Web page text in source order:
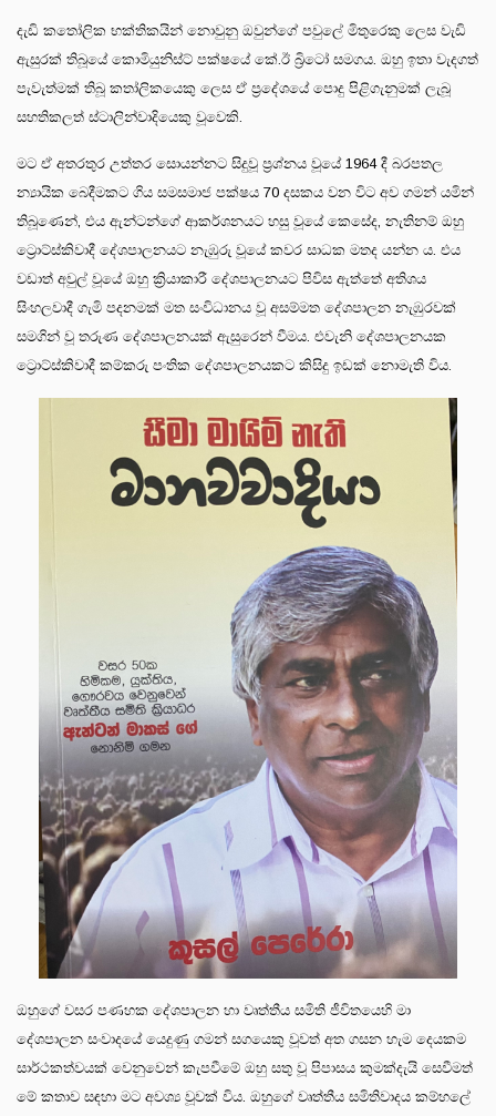
දැඩි කතෝලික භක්තිකයින් නොවුනු ඔවුන්ගේ පවුලේ මිතුරෙකු ලෙස වැඩි
ඇසුරක් තිබූයේ කොමියුනිස්ට් පක්ෂයේ කේ.ඊ බ්‍රිටෝ සමගය. ඔහු ඉතා වැදගත්
පැවැත්මක් තිබූ කතා්ලිකයෙකු ලෙස ඒ ප්‍රදේශයේ පොදු පිළිගැනුමක් ලැබූ
සහතිකලත් ස්ටාලින්වාදියෙකු වූවෙකි.
මට ඒ අතරතුර උත්තර සොයන්නට සිදුවූ ප්‍රශ්නය වූයේ 1964 දී බරපතල
න්‍යායික බෙදීමකට ගිය සමසමාජ පක්ෂය 70 දසකය වන විට අව ගමන් යමින්
තිබූණෙන්, එය ඇන්ටන්ගේ ආකර්ශනයට හසු වූයේ කෙසේද, නැතිනම් ඔහු
ට්‍රොට්ස්කිවාදී දේශපාලනයට නැඹුරු වූයේ කවර සාධක මතද යන්න ය. එය
වඩාත් අවුල් වූයේ ඔහු ක්‍රියාකාරී දේශපාලනයට පිවිස ඇත්තේ අතිශය
සිංහලවාදී ගැමි පදනමක් මත සංවිධානය වූ අසම්මත දේශපාලන නැඹුරවක්
සමගින් වූ තරුණ දේශපාලනයක් ඇසුරෙන් වීමය. එවැනි දේශපාලනයක
ට්‍රොට්ස්කිවාදී කම්කරු පංතික දේශපාලනයකට කිසිදු ඉඩක් නොමැති විය.
ඔහුගේ වසර පණහක දේශපාලන හා වෘත්තීය සමිති ජීවිතයෙහි මා
දේශපාලන සංවාදයේ යෙදුණු ගමන් සගයෙකු වූවත් අත ගසන හැම දෙයකම
සාර්ථකත්වයක් වෙනුවෙන් කැපවීමේ ඔහු සතු වූ පිපාසය කුමක්දැයි සෙවීමත්
මේ කතාව සඳහා මට අවශ්‍ය වූවක් විය. ඔහුගේ වෘත්තීය සමිතිවාදය කම්හලේ